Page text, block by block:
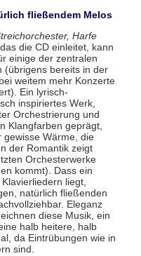
fließendem Melos
Harfe
die CD einleitet, kann
einige der zentralen
(übrigens bereits in der
weitem mehr Konzerte
Ein lyrisch-
inspiriertes Werk,
Orchestrierung und
Klangfarben geprägt,
Wärme, die
der Romantik zeigt
Orchesterwerke
kommt). Dass ein
liegt,
natürlich fließenden
Eleganz
diese Musik, ein
halb heitere, halb
da Eintrübungen wie in
sind.